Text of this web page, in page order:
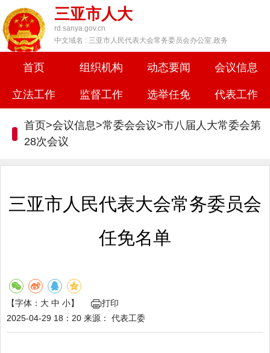
三亚市人大
rd.sanya.gov.cn
中文域名 : 三亚市人民代表大会常务委员会办公室.政务
首页 组织机构 动态要闻 会议信息
立法工作 监督工作 选举任免 代表工作
首页>会议信息>常委会会议>市八届人大常委会第
28次会议
三亚市人民代表大会常务委员会
任免名单
【字体： 大 中 小】
打印
2025-04-29 18：20 来源： 代表工委